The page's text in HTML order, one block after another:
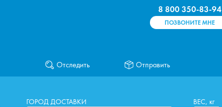
8 800 350-83-94
ПОЗВОНИТЕ МНЕ
Отследить Отправить
ГОРОД ДОСТАВКИ ВЕС, кг